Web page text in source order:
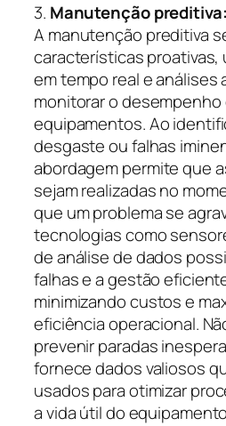
3. Manutenção preditiva:
A manutenção preditiva
características proativas,
em tempo real e análises
monitorar o desempenho
equipamentos. Ao
desgaste ou falhas
abordagem permite que
sejam realizadas no
que um problema se
tecnologias como
de análise de dados
falhas e a gestão
minimizando custos e
eficiência operacional.
prevenir paradas
fornece dados valiosos
usados para otimizar
a vida útil do